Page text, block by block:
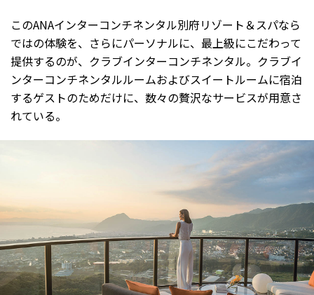
このANAインターコンチネンタル別府リゾート＆スパなら
ではの体験を、さらにパーソナルに、最上級にこだわって
提供するのが、クラブインターコンチネンタル。クラブイ
ンターコンチネンタルルームおよびスイートルームに宿泊
するゲストのためだけに、数々の贅沢なサービスが用意さ
れている。